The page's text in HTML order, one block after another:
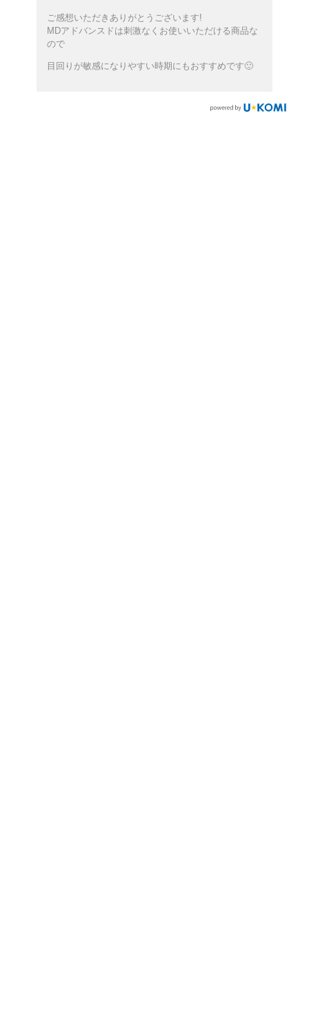
ご感想いただきありがとうございます!
MDアドバンスドは刺激なくお使いいただける商品な
ので
目回りが敏感になりやすい時期にもおすすめです🙂